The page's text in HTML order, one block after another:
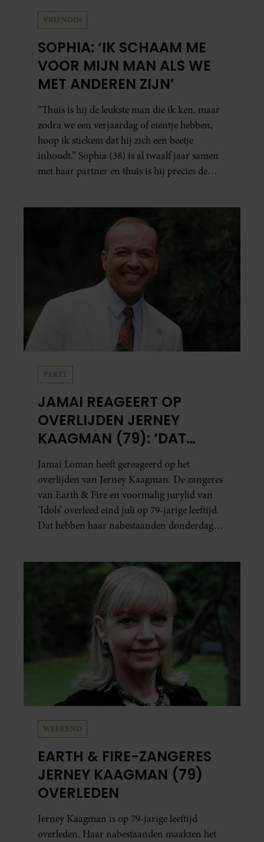
VRIENDIN
SOPHIA: ‘IK SCHAAM ME
VOOR MIJN MAN ALS WE
MET ANDEREN ZIJN’
“Thuis is hij de leukste man die ik ken, maar
zodra we een verjaardag of etentje hebben,
hoop ik stiekem dat hij zich een beetje
inhoudt.” Sophia (38) is al twaalf jaar samen
met haar partner en thuis is hij precies de
vaker schaamt zodra ze samen onder de
PARTY
JAMAI REAGEERT OP
OVERLIJDEN JERNEY
KAAGMAN (79): ‘DAT
VERTROUWEN ZAL IK
NOOIT VERGETEN’
Jamai Loman heeft gereageerd op het
overlijden van Jerney Kaagman. De zangeres
van Earth & Fire en voormalig jurylid van
‘Idols’ overleed eind juli op 79-jarige leeftijd.
Dat hebben haar nabestaanden donderdag
WEEKEND
EARTH & FIRE-ZANGERES
JERNEY KAAGMAN (79)
OVERLEDEN
Jerney Kaagman is op 79-jarige leeftijd
overleden. Haar nabestaanden maakten het